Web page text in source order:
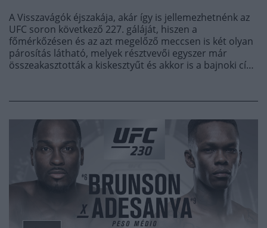
A Visszavágók éjszakája, akár így is jellemezhetnénk az
UFC soron következő 227. gáláját, hiszen a
főmérkőzésen és az azt megelőző meccsen is két olyan
párosítás látható, melyek résztvevői egyszer már
összeakasztották a kiskesztyűt és akkor is a bajnoki cím